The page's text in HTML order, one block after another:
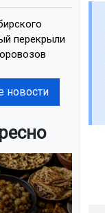
перекрыли
новости